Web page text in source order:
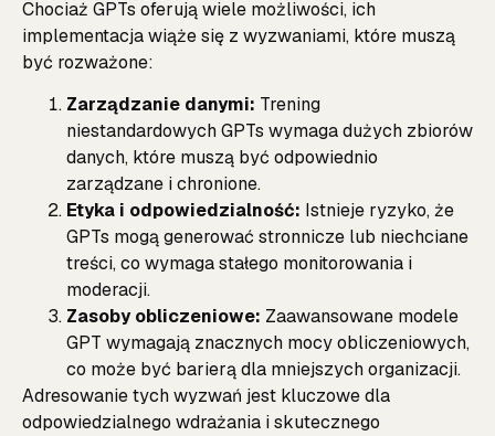
Chociaż GPTs oferują wiele możliwości, ich
implementacja wiąże się z wyzwaniami, które muszą
być rozważone:
Zarządzanie danymi: Trening
niestandardowych GPTs wymaga dużych zbiorów
danych, które muszą być odpowiednio
zarządzane i chronione.
Etyka i odpowiedzialność: Istnieje ryzyko, że
GPTs mogą generować stronnicze lub niechciane
treści, co wymaga stałego monitorowania i
moderacji.
Zasoby obliczeniowe: Zaawansowane modele
GPT wymagają znacznych mocy obliczeniowych,
co może być barierą dla mniejszych organizacji.
Adresowanie tych wyzwań jest kluczowe dla
odpowiedzialnego wdrażania i skutecznego